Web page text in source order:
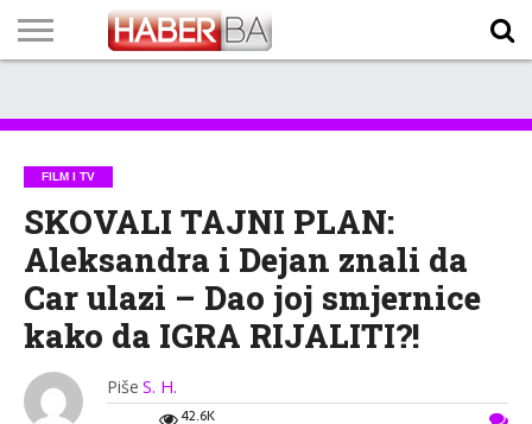
TECH
PROGRAM
PROGNOZA
PUTEVIMA
LISTA
NAMA
FILM I TV
SKOVALI TAJNI PLAN:
Aleksandra i Dejan znali da
Car ulazi – Dao joj smjernice
kako da IGRA RIJALITI?!
Piše S. H.
42.6K